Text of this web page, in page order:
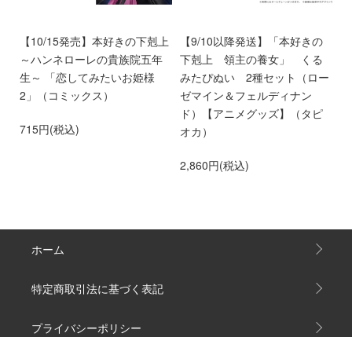
【10/15発売】本好きの下剋上
～ハンネローレの貴族院五年
生～ 「恋してみたいお姫様
2」（コミックス）
715円(税込)
【9/10以降発送】「本好きの
下剋上 領主の養女」 くる
みたぴぬい 2種セット（ロー
ゼマイン＆フェルディナン
ド）【アニメグッズ】（タピ
オカ）
2,860円(税込)
ホーム
特定商取引法に基づく表記
プライバシーポリシー